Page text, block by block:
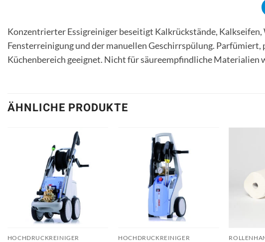
Konzentrierter Essigreiniger beseitigt Kalkrückstände,
Fensterreinigung und der manuellen Geschirrspülung.
Küchenbereich geeignet. Nicht für säureempfindliche
ÄHNLICHE PRODUKTE
HOCHDRUCKREINIGER HOCHDRUCKREINIGER